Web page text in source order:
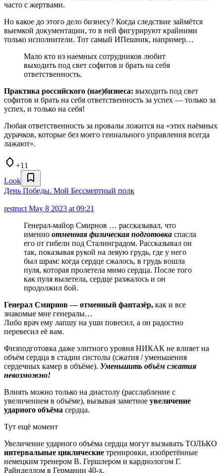
часто с жертвами.
Но какое до этого дело бизнесу? Когда следствие займётся
выемкой документации, то в ней фигурируют крайними
только исполнители. Тот самый ИПешник, например…
Мало кто из наемных сотрудников любит
выходить под свет софитов и брать на себя
ответственность.
Практика российского (нае)бизнеса: выходить под свет
софитов и брать на себя ответственность за успех — только за
успех, и только на себя!
Любая ответственность за провалы ложится на «этих наёмных
дурачков, которые без моего гениального управления всегда
лажают».
+11
Look
День Победы. Мой Бессмертный полк
restruct May 8 2023 at 09:21
Генерал-майор Смирнов … рассказывал, что
именно отменная физическая подготовка спасла
его от гибели под Сталинградом. Рассказывал он
так, показывая рукой на левую грудь, где у него
был шрам: когда сердце сжалось, в грудь вошла
пуля, которая пролетела мимо сердца. После того
как пуля вылетела, сердце разжалось и он
продолжил бой.
Генерал Смирнов — отменный фантазёр, как и все
знакомые мне генералы…
Либо врач ему лапшу на уши повесил, а он радостно
перевесил её вам.
Физподготовка даже элитного уровня НИКАК не влияет на
объём сердца в стадии систолы (сжатия / уменьшения
сердечных камер в объёме). Уменьшить объём сжатия
невозможно!
Влиять можно только на диастолу (расслабление с
увеличением в объёме), вызывая заметное увеличение
ударного объёма сердца.
Тут ещё момент
Увеличение ударного объёма сердца могут вызывать ТОЛЬКО
интервальные циклические тренировки, изобретённые
немецким тренером В. Гершлером и кардиологом Г.
Райнделлом в Германии 40-х.